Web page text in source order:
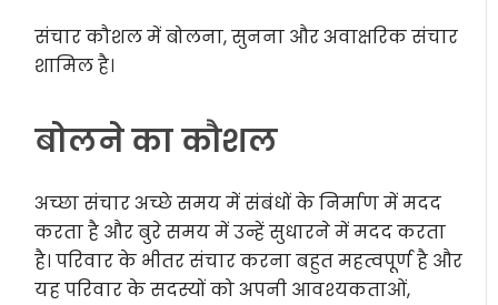
संचार कौशल में बोलना, सुनना और अवाक्षरिक संचार
शामिल है।
बोलने का कौशल
अच्छा संचार अच्छे समय में संबंधों के निर्माण में मदद
करता है और बुरे समय में उन्हें सुधारने में मदद करता
है। परिवार के भीतर संचार करना बहुत महत्वपूर्ण है और
यह परिवार के सदस्यों को अपनी आवश्यकताओं,